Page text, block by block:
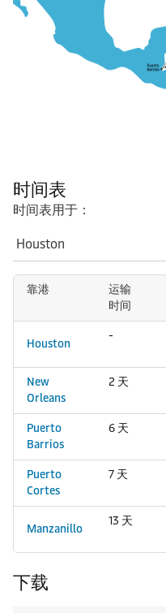
时间表
时间表用于：
靠港
运输
时间
Houston
-
New
Orleans
2 天
Puerto
Barrios
6 天
Puerto
Cortes
7 天
Manzanillo
13 天
下载